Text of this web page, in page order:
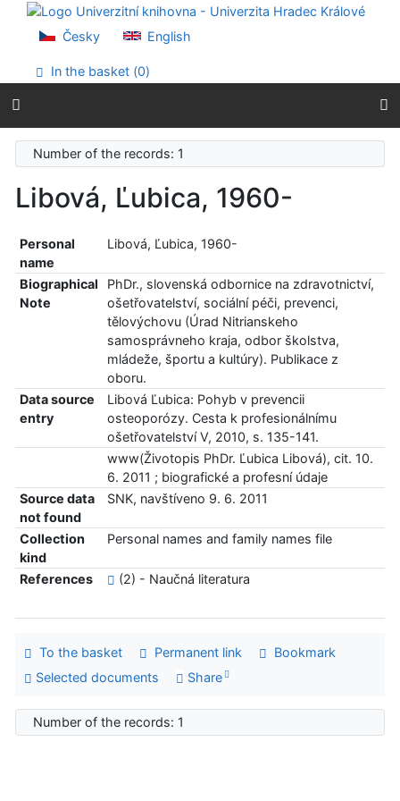
Go to content
Go to menu
Accessibility declaration
Česky English
In the basket (0)
Number of the records: 1
Libová, Ľubica, 1960-
Personal
name
Libová, Ľubica, 1960-
Biographical
Note
PhDr., slovenská odbornice na zdravotnictví,
ošetřovatelství, sociální péči, prevenci,
tělovýchovu (Úrad Nitrianskeho
samosprávneho kraja, odbor školstva,
mládeže, športu a kultúry). Publikace z
oboru.
Data source
entry
Libová Ľubica: Pohyb v prevencii
osteoporózy. Cesta k profesionálnímu
ošetřovatelství V, 2010, s. 135-141.
www(Životopis PhDr. Ľubica Libová), cit. 10.
6. 2011 ; biografické a profesní údaje
Source data
not found
SNK, navštíveno 9. 6. 2011
Collection
kind
Personal names and family names file
References (2) - Naučná literatura
To the basket Permanent link
Bookmark
Selected documents
Share
Number of the records: 1